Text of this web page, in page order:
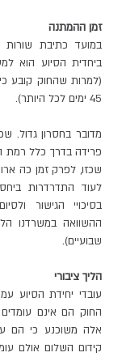
זמן ההמתנה
במועד כתיבת
ביחדית הסיוע הוא
(למרות שהחוק קובע
45 ימים לכל היותר).
מדובר בחסרון גדול.
פרידה בדרך כלל רמת
שכזו, לפרק זמן כה
לעוד התדרדרות
בסיכויי הגישור
ההשוואה במשרדנו
שבועיים).
הליך ציבורי
עובדי יחידת הסיוע
החוק הם אינם
אלה משוכנע כי הם
קידום השלום אולם